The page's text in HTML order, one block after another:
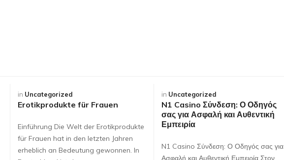
in Uncategorized
Erotikprodukte für Frauen
Einführung Die Welt der Erotikprodukte
für Frauen hat in den letzten Jahren
erheblich an Bedeutung gewonnen. In
in Uncategorized
N1 Casino Σύνδεση: Ο Οδηγός
σας για Ασφαλή και Αυθεντική
Εμπειρία
N1 Casino Σύνδεση: Ο Οδηγός σας για
Ασφαλή και Αυθεντική Εμπειρία Στον